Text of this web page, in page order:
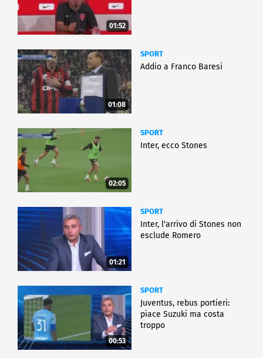
01:52
01:08
SPORT
Addio a Franco Baresi
02:05
SPORT
Inter, ecco Stones
01:21
SPORT
Inter, l'arrivo di Stones non
esclude Romero
00:53
SPORT
Juventus, rebus portieri:
piace Suzuki ma costa
troppo